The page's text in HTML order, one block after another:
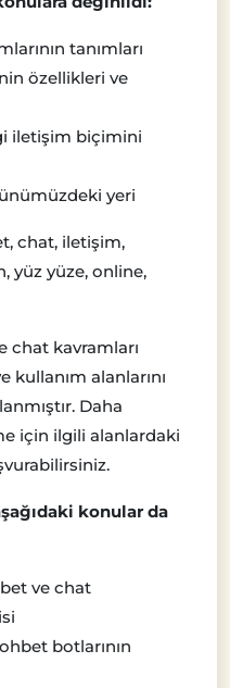
tanımları
özellikleri ve
iletişim biçimini
yeri
chat, iletişim,
yüz yüze, online,
chat kavramları
kullanım alanlarını
Daha
için ilgili alanlardaki
konular da
ve chat
botlarının